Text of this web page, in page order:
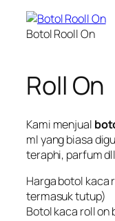
Botol Rooll On
Roll On
Kami menjual
ml yang biasa
teraphi, parfum
Hargabotol kaca
termasuk tutup)
Botol kaca roll on